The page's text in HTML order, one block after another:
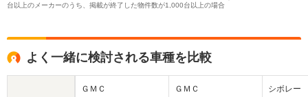
台以上のメーカーのうち、掲載が終了した物件数が1,000台以上の場合
よく一緒に検討される車種を比較
ＧＭＣ ＧＭＣ シボレー